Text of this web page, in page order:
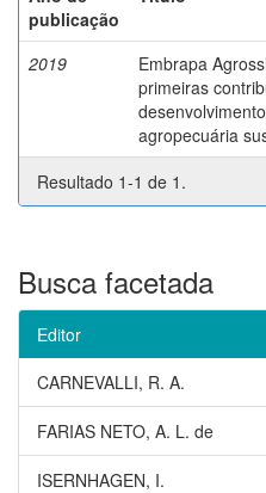
publicação
2019
Embrapa
primeiras
agropecuária
Resultado 1-1 de 1.
Busca facetada
Editor
CARNEVALLI, R. A.
FARIAS NETO, A. L. de
ISERNHAGEN, I.